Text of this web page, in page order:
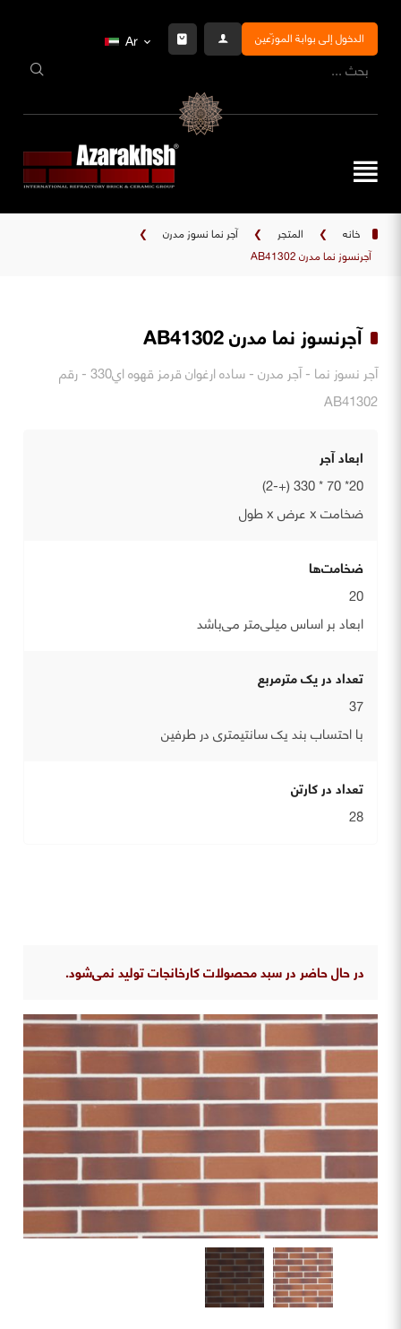
الدخول إلى بوابة الموزّعين Ar
خانه ❯ المتجر ❯ آجر نما نسوز مدرن
❯
آجرنسوز نما مدرن AB41302
آجرنسوز نما مدرن AB41302
آجر نسوز نما - آجر مدرن - ساده ارغوان قرمز قهوه اي330 - رقم
AB41302
ابعاد آجر
20* 70 * 330 (+-2)
ضخامت x عرض x طول
ضخامت‌ها
20
ابعاد بر اساس میلی‌متر می‌باشد
تعداد در یک مترمربع
37
با احتساب بند یک سانتیمتری در طرفین
تعداد در کارتن
28
در حال حاضر در سبد محصولات کارخانجات تولید نمی‌شود.